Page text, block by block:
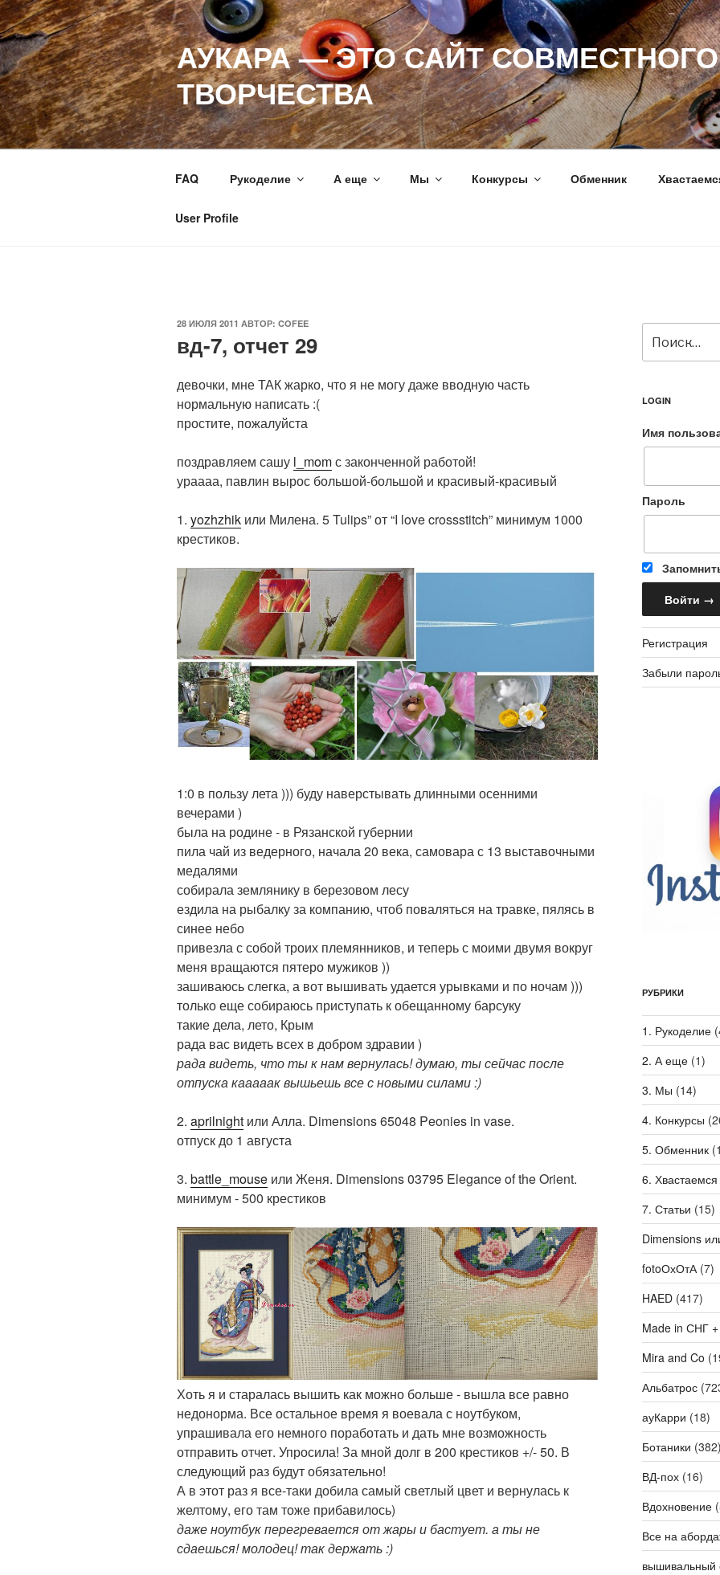
Перейти
к
содержимому
АУКАРА — ЭТО САЙТ СОВМЕСТНОГО
ТВОРЧЕСТВА
FAQ Рукоделие А еще Мы Конкурсы Обменник
User Profile
ОПУБЛИКОВАНО
28 ИЮЛЯ 2011 АВТОР: COFEE
вд-7, отчет 29
девочки, мне ТАК жарко, что я не могу даже вводную часть
нормальную написать :(
простите, пожалуйста
поздравляем сашу l_momс законченной работой!
ураааа, павлин вырос большой-большой и красивый-красивый
1. yozhzhik или Милена. 5 Tulips” от “I love crossstitch” минимум 1000
крестиков.
1:0 в пользу лета ))) буду наверстывать длинными осенними
вечерами )
была на родине - в Рязанской губернии
пила чай из ведерного, начала 20 века, самовара с 13 выставочными
медалями
собирала землянику в березовом лесу
ездила на рыбалку за компанию, чтоб поваляться на травке, пялясь в
синее небо
привезла с собой троих племянников, и теперь с моими двумя вокруг
меня вращаются пятеро мужиков ))
зашиваюсь слегка, а вот вышивать удается урывками и по ночам )))
только еще собираюсь приступать к обещанному барсуку
такие дела, лето, Крым
рада вас видеть всех в добром здравии )
рада видеть, что ты к нам вернулась! думаю, ты сейчас после
отпуска кааааак вышьешь все с новыми силами :)
2. aprilnight или Алла. Dimensions 65048 Peonies in vase.
отпуск до 1 августа
3. battle_mouse или Женя. Dimensions 03795 Elegance of the Orient.
минимум - 500 крестиков
Хоть я и старалась вышить как можно больше - вышла все равно
недонорма. Все остальное время я воевала с ноутбуком,
упрашивала его немного поработать и дать мне возможность
отправить отчет. Упросила! За мной долг в 200 крестиков +/- 50. В
следующий раз будут обязательно!
А в этот раз я все-таки добила самый светлый цвет и вернулась к
желтому, его там тоже прибавилось)
даже ноутбук перегревается от жары и бастует. а ты не
сдаешься! молодец! так держать :)
LOGIN
Имя
Пароль
Регистрация
Забыли
РУБРИКИ
1. Рукоделие
2. А еще(1)
3. Мы (14)
4. Конкурсы
5. Обменник
6. Хвастаемся
7. Статьи (15)
Dimensions
fotoОхОтА(7)
HAED(417)
Made in СНГ
Mira and Co
Альбатрос
ауКарри (18)
Ботаники
ВД-пох(16)
Вдохновение
Все на
вышивальный